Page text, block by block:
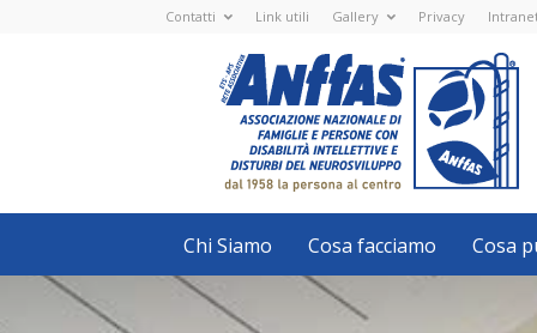
Contatti Link utili Gallery Privacy
Nazionale
ETS
-
APS
Associazione
Nazionale
di
Famiglie
e
con
disabilità
intellettive
disturbi
del
Chi Siamo Cosa facciamo Cosa